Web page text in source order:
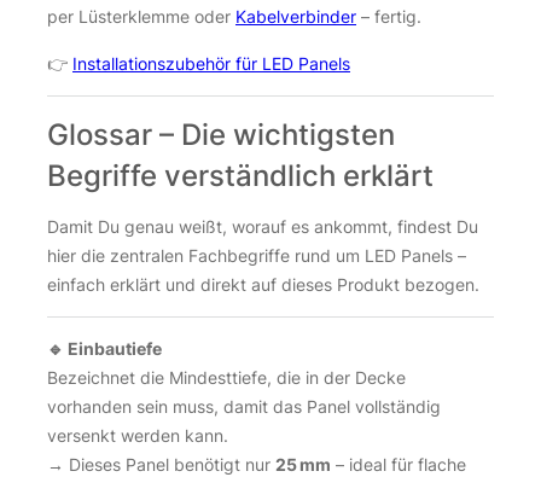
per Lüsterklemme oder Kabelverbinder – fertig.
👉 Installationszubehör für LED Panels
Glossar – Die wichtigsten
Begriffe verständlich erklärt
Damit Du genau weißt, worauf es ankommt, findest Du
hier die zentralen Fachbegriffe rund um LED Panels –
einfach erklärt und direkt auf dieses Produkt bezogen.
🔹 Einbautiefe
Bezeichnet die Mindesttiefe, die in der Decke
vorhanden sein muss, damit das Panel vollständig
versenkt werden kann.
→ Dieses Panel benötigt nur 25 mm – ideal für flache